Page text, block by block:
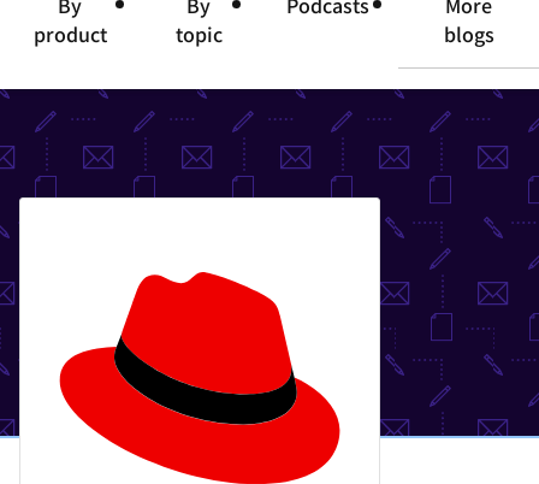
語
選
て
く
だ
さ
い
product
topic
blogs